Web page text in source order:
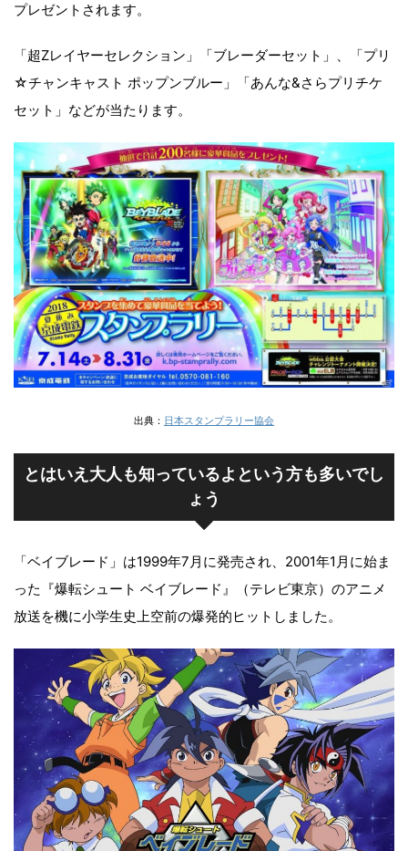
プレゼントされます。
「超Zレイヤーセレクション」「ブレーダーセット」、「プリ
☆チャンキャスト ポップンブルー」「あんな&さらプリチケ
セット」などが当たります。
出典： 日本スタンプラリー協会
とはいえ大人も知っているよという方も多いでし
ょう
「ベイブレード」は1999年7月に発売され、2001年1月に始ま
った『爆転シュート ベイブレード』（テレビ東京）のアニメ
放送を機に小学生史上空前の爆発的ヒットしました。